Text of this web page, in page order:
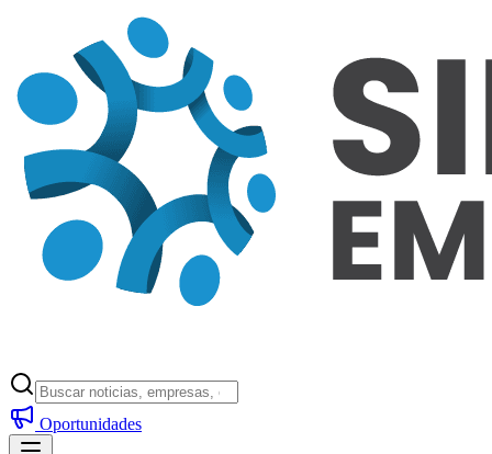
Oportunidades